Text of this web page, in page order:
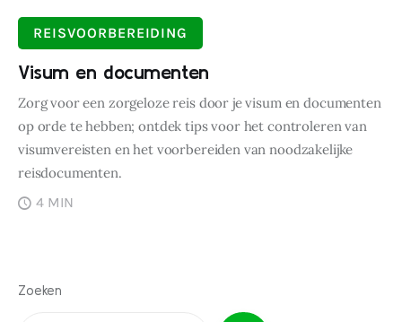
REISVOORBEREIDING
Visum en documenten
Zorg voor een zorgeloze reis door je visum en documenten
op orde te hebben; ontdek tips voor het controleren van
visumvereisten en het voorbereiden van noodzakelijke
reisdocumenten.
4 MIN
Zoeken